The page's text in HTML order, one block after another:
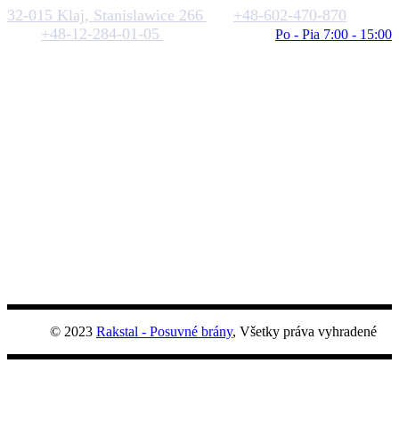
32-015 Klaj, Stanislawice 266
+48-602-470-870
+48-12-284-01-05
Po - Pia 7:00 - 15:00
© 2023 Rakstal - Posuvné brány, Všetky práva vyhradené